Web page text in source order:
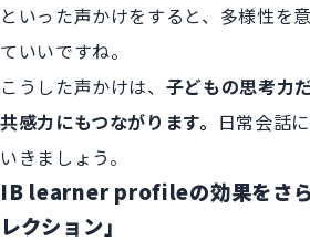
といった声かけをすると、多様性を
ていいですね。
こうした声かけは、 子どもの思考力
共感力にもつながります。 日常会話
いきましょう。
IB learner profileの効果をさら
レクション」